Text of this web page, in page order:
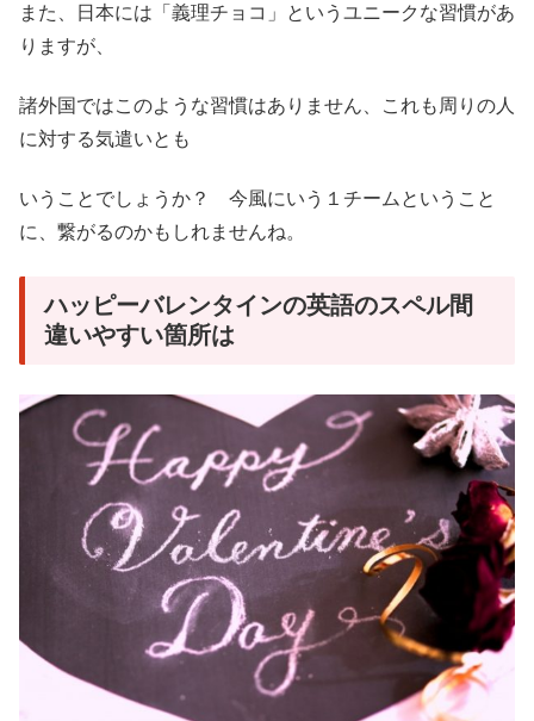
また、日本には「義理チョコ」というユニークな習慣があ
りますが、
諸外国ではこのような習慣はありません、これも周りの人
に対する気遣いとも
いうことでしょうか？ 今風にいう１チームということ
に、繋がるのかもしれませんね。
ハッピーバレンタインの英語のスペル間
違いやすい箇所は